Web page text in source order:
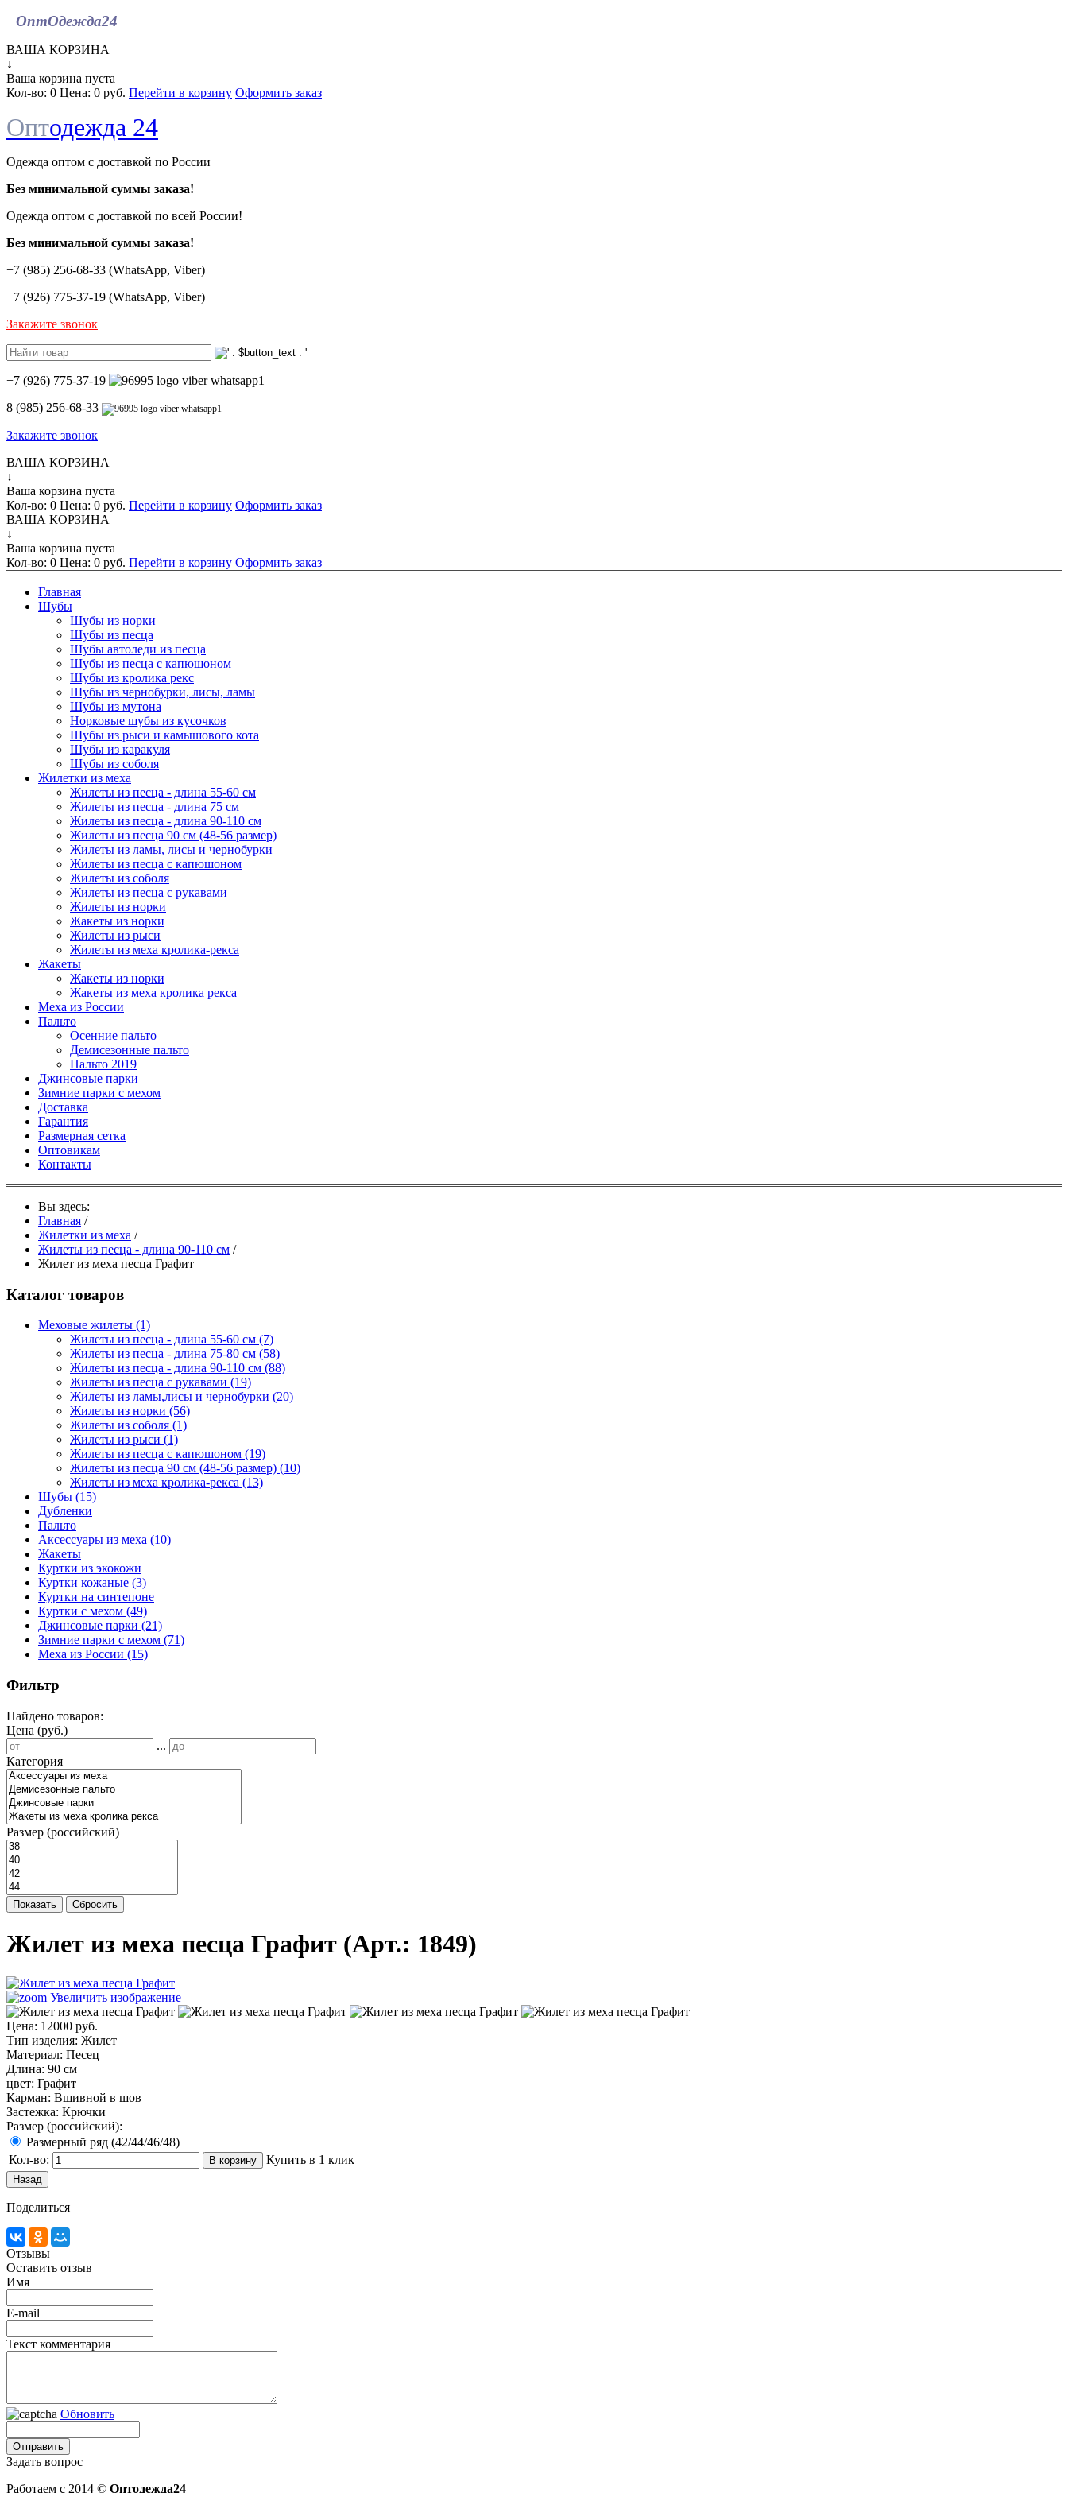
ОптОдежда24
ВАША КОРЗИНА
↓
Ваша корзина пуста
Кол-во: 0 Цена: 0 руб. Перейти в корзину Оформить заказ
Оптодежда 24
Одежда оптом с доставкой по России
Без минимальной суммы заказа!
Одежда оптом c доставкой по всей России!
Без минимальной суммы заказа!
+7 (985) 256-68-33 (WhatsApp, Viber)
+7 (926) 775-37-19 (WhatsApp, Viber)
Закажите звонок
+7 (926) 775-37-19
8 (985) 256-68-33
Закажите звонок
ВАША КОРЗИНА
↓
Ваша корзина пуста
Кол-во: 0 Цена: 0 руб. Перейти в корзину Оформить заказ
ВАША КОРЗИНА
↓
Ваша корзина пуста
Кол-во: 0 Цена: 0 руб. Перейти в корзину Оформить заказ
Главная
Шубы
Шубы из норки
Шубы из песца
Шубы автоледи из песца
Шубы из песца с капюшоном
Шубы из кролика рекс
Шубы из чернобурки, лисы, ламы
Шубы из мутона
Норковые шубы из кусочков
Шубы из рыси и камышового кота
Шубы из каракуля
Шубы из соболя
Жилетки из меха
Жилеты из песца - длина 55-60 см
Жилеты из песца - длина 75 см
Жилеты из песца - длина 90-110 см
Жилеты из песца 90 см (48-56 размер)
Жилеты из ламы, лисы и чернобурки
Жилеты из песца с капюшоном
Жилеты из соболя
Жилеты из песца с рукавами
Жилеты из норки
Жакеты из норки
Жилеты из рыси
Жилеты из меха кролика-рекса
Жакеты
Жакеты из норки
Жакеты из меха кролика рекса
Меха из России
Пальто
Осенние пальто
Демисезонные пальто
Пальто 2019
Джинсовые парки
Зимние парки с мехом
Доставка
Гарантия
Размерная сетка
Оптовикам
Контакты
Вы здесь:
Главная /
Жилетки из меха /
Жилеты из песца - длина 90-110 см /
Жилет из меха песца Графит
Каталог товаров
Меховые жилеты (1)
Жилеты из песца - длина 55-60 см (7)
Жилеты из песца - длина 75-80 см (58)
Жилеты из песца - длина 90-110 см (88)
Жилеты из песца с рукавами (19)
Жилеты из ламы,лисы и чернобурки (20)
Жилеты из норки (56)
Жилеты из соболя (1)
Жилеты из рыси (1)
Жилеты из песца с капюшоном (19)
Жилеты из песца 90 см (48-56 размер) (10)
Жилеты из меха кролика-рекса (13)
Шубы (15)
Дубленки
Пальто
Аксессуары из меха (10)
Жакеты
Куртки из экокожи
Куртки кожаные (3)
Куртки на синтепоне
Куртки с мехом (49)
Джинсовые парки (21)
Зимние парки с мехом (71)
Меха из России (15)
Фильтр
Найдено товаров:
Цена (руб.)
...
Категория
Размер (российский)
Показать Сбросить
Жилет из меха песца Графит (Арт.: 1849)
Увеличить изображение
Цена: 12000 руб.
Тип изделия: Жилет
Материал: Песец
Длина: 90 см
цвет: Графит
Карман: Вшивной в шов
Застежка: Крючки
Размер (российский):
Размерный ряд (42/44/46/48)
Кол-во:
Купить в 1 клик
Поделиться
Отзывы
Оставить отзыв
Имя
E-mail
Текст комментария
Обновить
Задать вопрос
Работаем с 2014 © Оптодежда24